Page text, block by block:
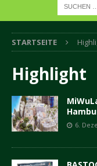
STARTSEITE
Highlight
6.